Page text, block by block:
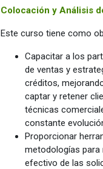
Colocación y Análisis
Este curso tiene como
Capacitar a los
de ventas y
créditos,
captar y retener
técnicas
constante
Proporcionar
metodologías para
efectivo de las